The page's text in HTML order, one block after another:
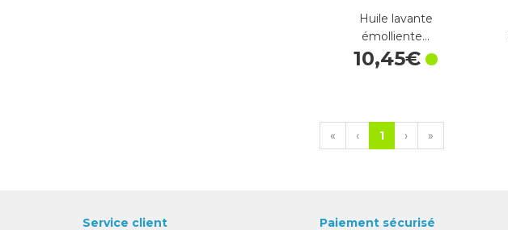
Huile lavante
émolliente…
10,45€
« ‹ 1 › »
Service client Paiement sécurisé